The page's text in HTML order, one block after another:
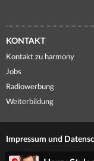
KONTAKT
Kontakt zu harmony
Jobs
Radiowerbung
Weiterbildung
Impressum und